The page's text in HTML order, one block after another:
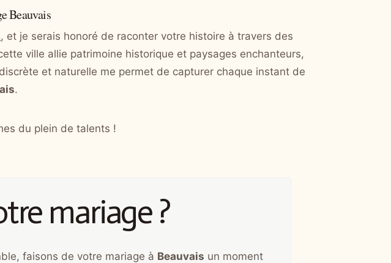
Beauvais
, et je serais honoré de raconter votre histoire à travers des
ville allie patrimoine historique et paysages enchanteurs,
et naturelle me permet de capturer chaque instant de
.
du plein de talents !
mariage ?
faisons de votre mariage à Beauvais un moment